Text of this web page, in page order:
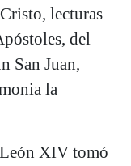
lecturas
del
San Juan,
la
XIV tomó